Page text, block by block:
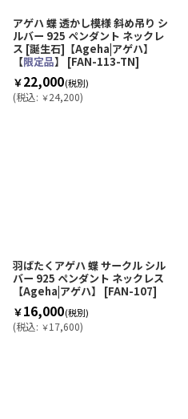
アゲハ 蝶 透かし模様 斜め吊り シ
ルバー 925 ペンダント ネックレ
ス [誕生石]【Ageha|アゲハ】
【限定品】 [FAN-113-TN]
￥22,000(税別)
(税込: ￥24,200)
羽ばたくアゲハ 蝶 サークル シル
バー 925 ペンダント ネックレス
【Ageha|アゲハ】
[FAN-107]
￥16,000(税別)
(税込: ￥17,600)